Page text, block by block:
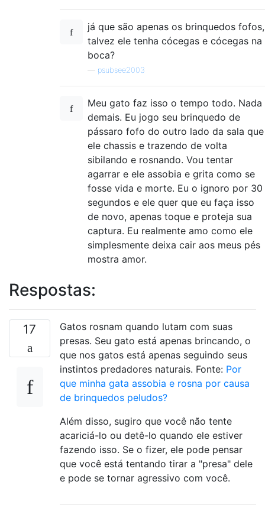
já que são apenas os brinquedos fofos,
talvez ele tenha cócegas e cócegas na
boca?
psubsee2003
Meu gato faz isso o tempo todo. Nada
demais. Eu jogo seu brinquedo de
pássaro fofo do outro lado da sala que
ele chassis e trazendo de volta
sibilando e rosnando. Vou tentar
agarrar e ele assobia e grita como se
fosse vida e morte. Eu o ignoro por 30
segundos e ele quer que eu faça isso
de novo, apenas toque e proteja sua
captura. Eu realmente amo como ele
simplesmente deixa cair aos meus pés
mostra amor.
Respostas:
17
Gatos rosnam quando lutam com suas
presas. Seu gato está apenas brincando, o
que nos gatos está apenas seguindo seus
instintos predadores naturais. Fonte: Por
que minha gata assobia e rosna por causa
de brinquedos peludos?
Além disso, sugiro que você não tente
acariciá-lo ou detê-lo quando ele estiver
fazendo isso. Se o fizer, ele pode pensar
que você está tentando tirar a "presa" dele
e pode se tornar agressivo com você.